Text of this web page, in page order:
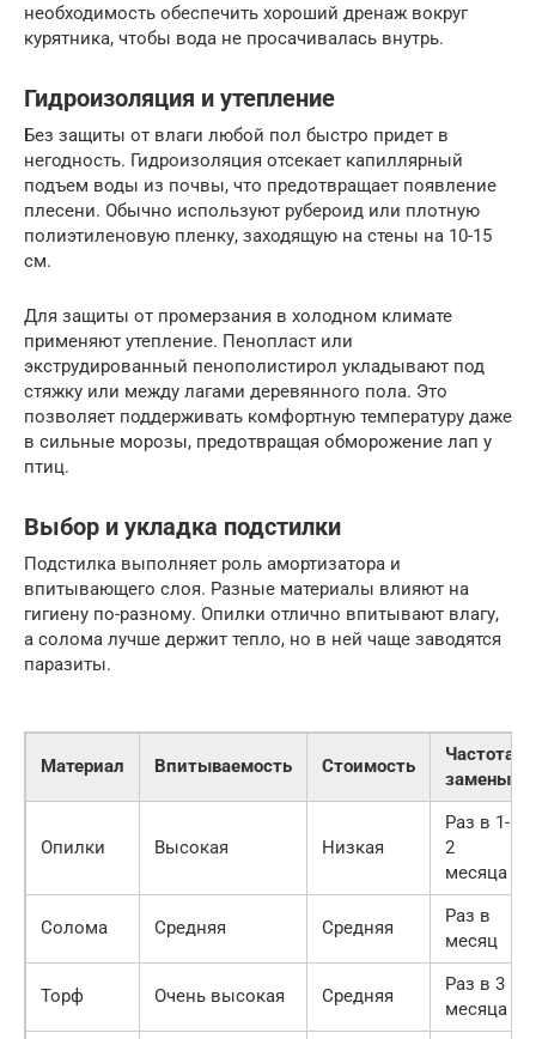
необходимость обеспечить хороший дренаж вокруг
курятника, чтобы вода не просачивалась внутрь.
Гидроизоляция и утепление
Без защиты от влаги любой пол быстро придет в
негодность. Гидроизоляция отсекает капиллярный
подъем воды из почвы, что предотвращает появление
плесени. Обычно используют рубероид или плотную
полиэтиленовую пленку, заходящую на стены на 10-15
см.
Для защиты от промерзания в холодном климате
применяют утепление. Пенопласт или
экструдированный пенополистирол укладывают под
стяжку или между лагами деревянного пола. Это
позволяет поддерживать комфортную температуру даже
в сильные морозы, предотвращая обморожение лап у
птиц.
Выбор и укладка подстилки
Подстилка выполняет роль амортизатора и
впитывающего слоя. Разные материалы влияют на
гигиену по-разному. Опилки отлично впитывают влагу,
а солома лучше держит тепло, но в ней чаще заводятся
паразиты.
Материал Впитываемость Стоимость
Частота
замены
Опилки Высокая Низкая
Раз в 1-
2
месяца
Солома Средняя Средняя
Раз в
месяц
Торф Очень высокая Средняя
Раз в 3
месяца